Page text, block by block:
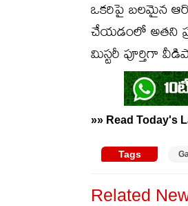
ఒకరిపై బలమైన
చేయడంలో అతని
మిస్టరీ పూర్తిగా
»» Read Today's
Tags
Related